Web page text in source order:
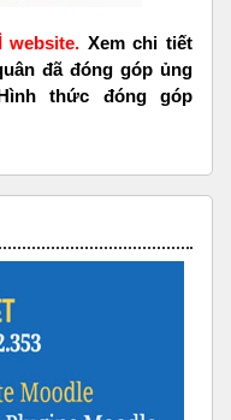
website. Xem chi tiết
đã đóng góp ủng
thức đóng góp